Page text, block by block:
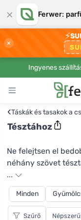
× Ferwer:
×
⚡
Ingyenes
‹Táskák és tasakok a
Tésztához
Ne felejtsen el
néhány szövet
gyümölcsök
hálósak, hogy a
Rengeteg
gyakran egy
...
Minden
Szűrő